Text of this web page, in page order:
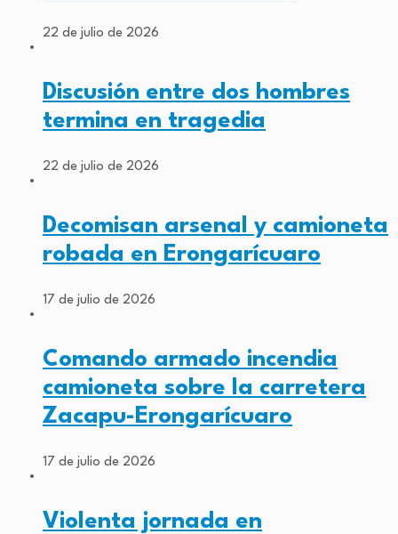
22 de julio de 2026
Discusión entre dos hombres
termina en tragedia
22 de julio de 2026
Decomisan arsenal y camioneta
robada en Erongarícuaro
17 de julio de 2026
Comando armado incendia
camioneta sobre la carretera
Zacapu-Erongarícuaro
17 de julio de 2026
Violenta jornada en